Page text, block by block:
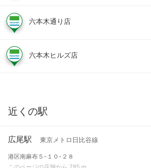
六本木通り店
六本木ヒルズ店
近くの駅
広尾駅 東京メトロ日比谷線
港区南麻布５-１０-２８
このページの店舗から 785 m